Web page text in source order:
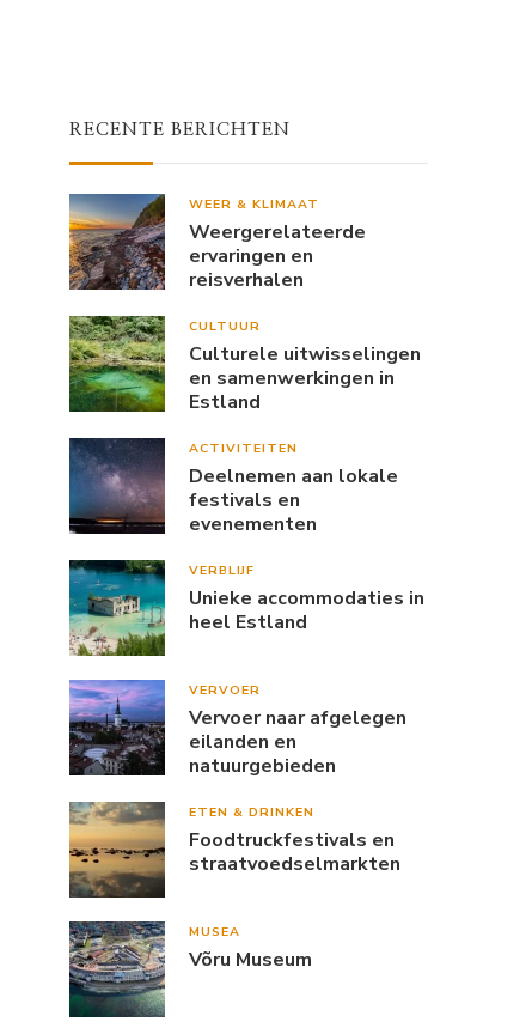
RECENTE BERICHTEN
WEER & KLIMAAT
Weergerelateerde
ervaringen en
reisverhalen
CULTUUR
Culturele uitwisselingen
en samenwerkingen in
Estland
ACTIVITEITEN
Deelnemen aan lokale
festivals en
evenementen
VERBLIJF
Unieke accommodaties in
heel Estland
VERVOER
Vervoer naar afgelegen
eilanden en
natuurgebieden
ETEN & DRINKEN
Foodtruckfestivals en
straatvoedselmarkten
MUSEA
Võru Museum